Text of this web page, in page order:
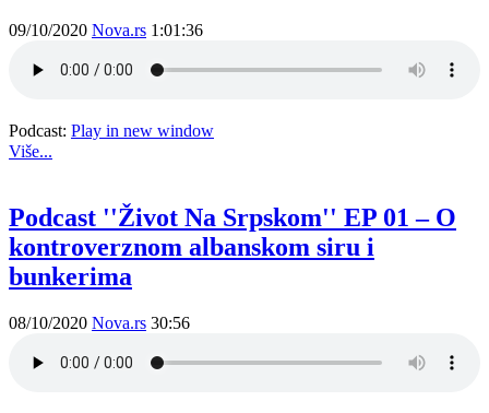
09/10/2020 Nova.rs 1:01:36
Podcast: Play in new window
Više...
Podcast ''Život Na Srpskom'' EP 01 – O
kontroverznom albanskom siru i
bunkerima
08/10/2020 Nova.rs 30:56